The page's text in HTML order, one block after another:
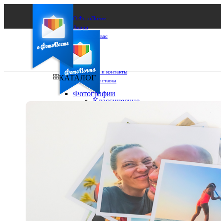
О ФотоПочте
Акции
Сделаем за вас
Бизнесу
FAQ
Франшиза
Поддержка и контакты
Оплата и доставка
Выберите из списка:
КАТАЛОГ
Фотографии
Классические
10х15
15х15
15х20
20х20
20х30
30х30
30х40
Фото
в